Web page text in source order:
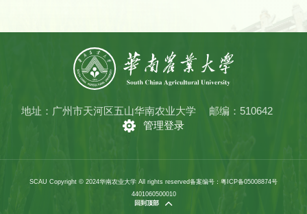
地址：广州市天河区五山华南农业大学
邮编：510642
管理登录
SCAU Copyright © 2024华南农业大学 All rights reserved备案编号：粤ICP备05008874号
4401060500010
回到顶部